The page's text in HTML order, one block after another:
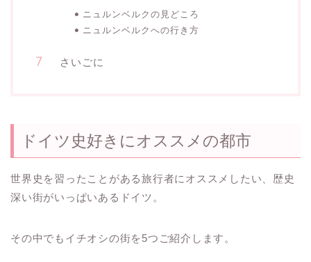
ニュルンベルクの見どころ
ニュルンベルクへの行き方
さいごに
ドイツ史好きにオススメの都市
世界史を習ったことがある旅行者にオススメしたい、歴史
深い街がいっぱいあるドイツ。
その中でもイチオシの街を5つご紹介します。